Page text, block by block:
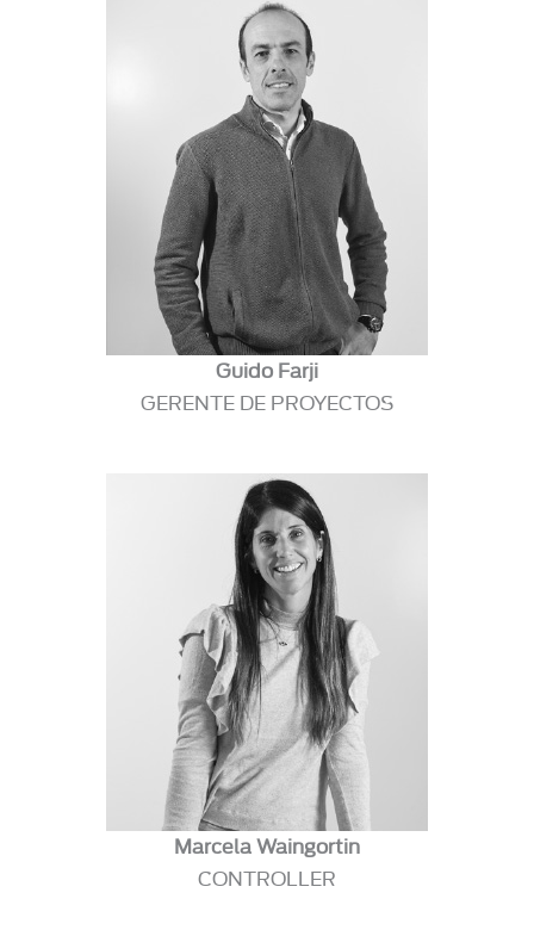
Guido Farji
GERENTE DE PROYECTOS
Marcela Waingortin
CONTROLLER